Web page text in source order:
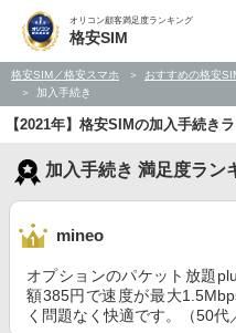
オリコン顧客満足度ランキング
格安SIM
格安SIM／格安スマホ おすすめの格安
加入手続き
【2021年】格安SIMの加入手続き
加入手続き 満足度ラン
mineo
オプションのパケット放題
額385円で速度が最大
く問題なく快適です。（50代